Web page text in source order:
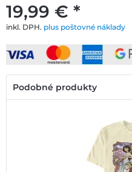
19,99 € *
inkl. DPH. plus poštovné náklady
Podobné produkty